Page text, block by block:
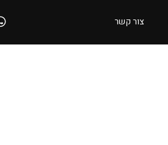
צור קשר